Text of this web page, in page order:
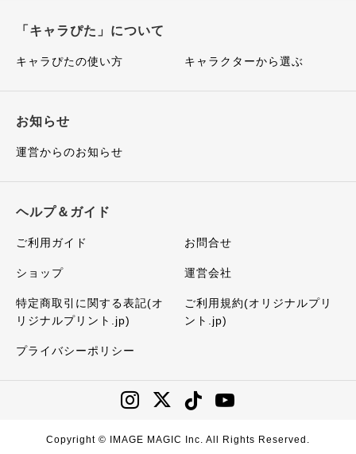
「キャラぴた」について
キャラぴたの使い方 キャラクターから選ぶ
お知らせ
運営からのお知らせ
ヘルプ＆ガイド
ご利用ガイド お問合せ
ショップ 運営会社
特定商取引に関する表記(オ
リジナルプリント.jp)
ご利用規約(オリジナルプリ
ント.jp)
プライバシーポリシー
Copyright © IMAGE MAGIC Inc. All Rights Reserved.